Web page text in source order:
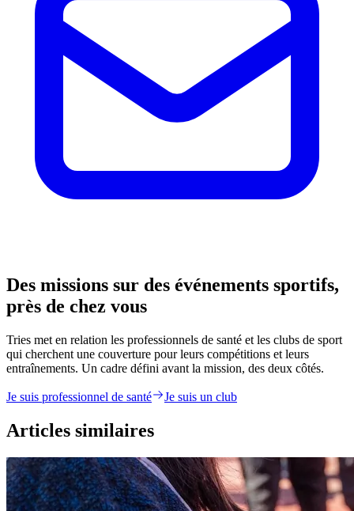
Des missions sur des événements sportifs,
près de chez vous
Tries met en relation les professionnels de santé et les clubs de sport
qui cherchent une couverture pour leurs compétitions et leurs
entraînements. Un cadre défini avant la mission, des deux côtés.
Je suis professionnel de santé Je suis un club
Articles similaires